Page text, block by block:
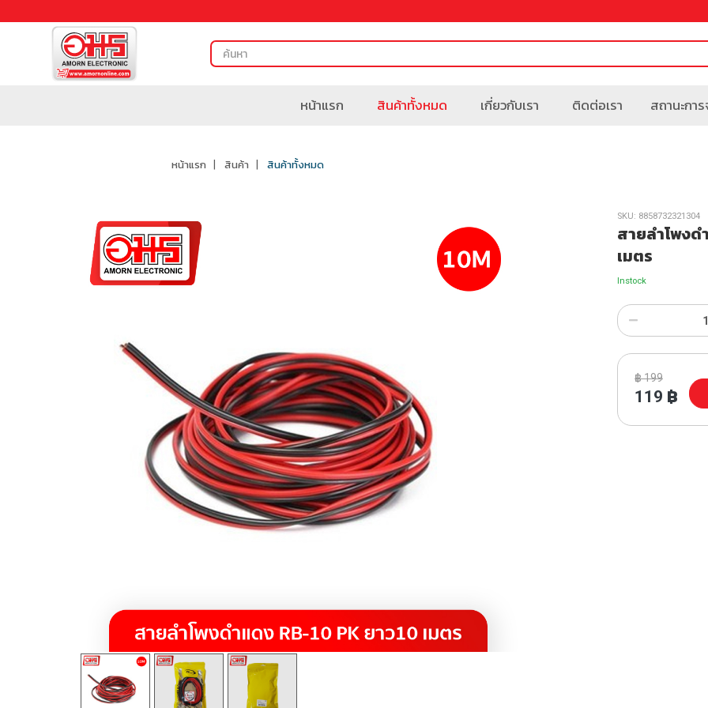
หน้าแรก สินค้าทั้งหมด เกี่ยวกับเรา ติดต่อเรา สถานะกา
หน้าแรก สินค้า สินค้าทั้งหมด
SKU: 8858732321304
สายลำโพงด
เมตร
Instock
฿199
119 ฿